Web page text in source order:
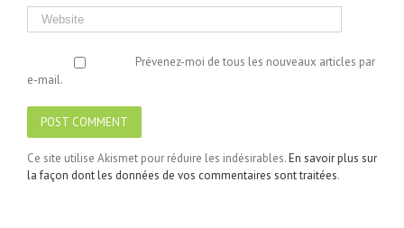
Prévenez-moi de tous les nouveaux articles par
e-mail.
Ce site utilise Akismet pour réduire les indésirables.En savoir plus sur
la façon dont les données de vos commentaires sont traitées.